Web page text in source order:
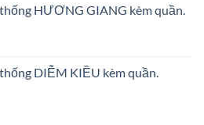
HƯƠNG GIANG kèm quần.
DIỄM KIỀU kèm quần.